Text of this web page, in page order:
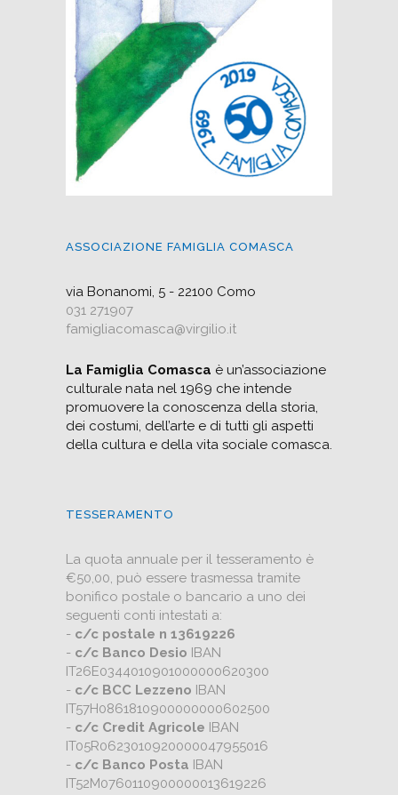
ASSOCIAZIONE FAMIGLIA COMASCA
via Bonanomi, 5 - 22100 Como
031 271907
famigliacomasca@virgilio.it
La Famiglia Comasca è un’associazione
culturale nata nel 1969 che intende
promuovere la conoscenza della storia,
dei costumi, dell’arte e di tutti gli aspetti
della cultura e della vita sociale comasca.
TESSERAMENTO
La quota annuale per il tesseramento è
€50,00, può essere trasmessa tramite
bonifico postale o bancario a uno dei
seguenti conti intestati a:
- c/c postale n 13619226
- c/c Banco Desio IBAN
IT26E0344010901000000620300
- c/c BCC Lezzeno IBAN
IT57H0861810900000000602500
- c/c Credit Agricole IBAN
IT05R0623010920000047955016
- c/c Banco Posta IBAN
IT52M0760110900000013619226